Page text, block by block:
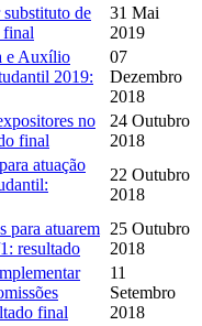
de
final
31 Mai
2019
e Auxílio
2019:
07
Dezembro
2018
no
final
24 Outubro
2018
atuação
22 Outubro
2018
para atuarem
resultado
25 Outubro
2018
final
11
Setembro
2018